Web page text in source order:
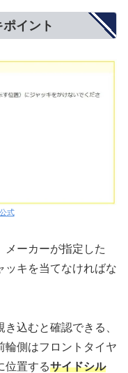
イント
式
メーカーが指定した
ッキを当てなければな
込むと確認できる、
輪側はフロントタイヤ
位置するサイドシル